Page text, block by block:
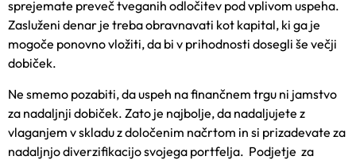
sprejemate preveč tveganih odločitev pod vplivom uspeha.
Zasluženi denar je treba obravnavati kot kapital, ki ga je
mogoče ponovno vložiti, da bi v prihodnosti dosegli še večji
dobiček.
Ne smemo pozabiti, da uspeh na finančnem trgu ni jamstvo
za nadaljnji dobiček. Zato je najbolje, da nadaljujete z
vlaganjem v skladu z določenim načrtom in si prizadevate za
nadaljnjo diverzifikacijo svojega portfelja. Podjetje za